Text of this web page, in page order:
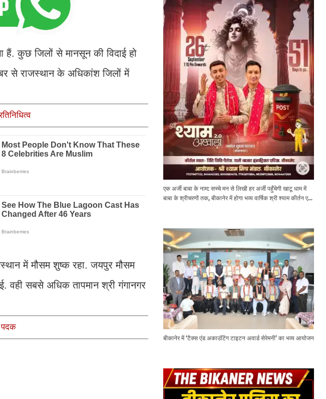
कुछ जिलों से मानसून की विदाई हो
से राजस्थान के अधिकांश जिलों में
में मौसम शुष्क रहा. जयपुर मौसम
वही सबसे अधिक तापमान श्री गंगानगर
पदक
एक अर्जी बाबा के नाम: सच्चे मन से लिखी हर अर्जी पहुँचेगी खाटू धाम में
बाबा के श्रीचरणों तक, बीकानेर में होगा भव्य वार्षिक श्री श्याम कीर्तन एवं
बीकानेर में ‘टैक्स एंड अकाउंटिंग टाइटन अवार्ड सेरेमनी’ का भव्य आयोजन